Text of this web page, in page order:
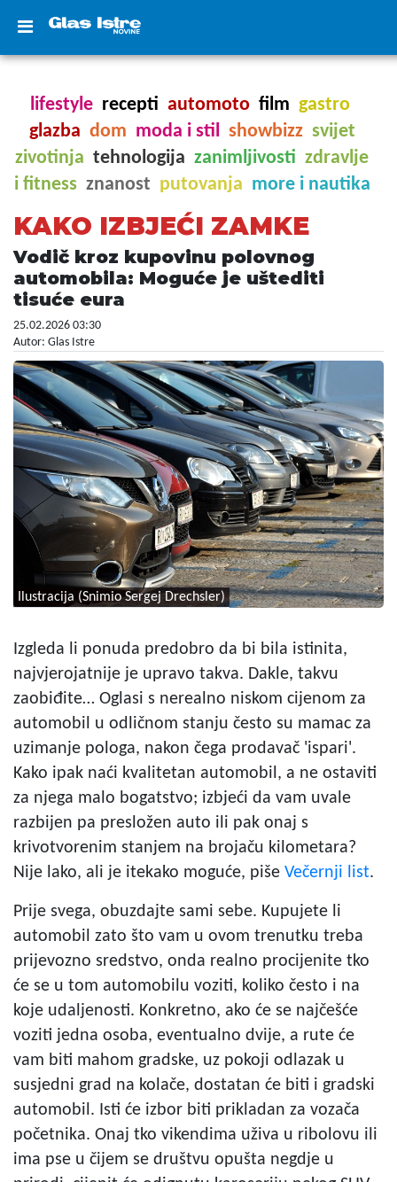
lifestyle recepti automoto film gastro
glazba dom moda i stil showbizz svijet
zivotinja tehnologija zanimljivosti zdravlje
i fitness znanost putovanja more i nautika
KAKO IZBJEĆI ZAMKE
Vodič kroz kupovinu polovnog
automobila: Moguće je uštediti
tisuće eura
25.02.2026 03:30
Autor: Glas Istre
Ilustracija (Snimio Sergej Drechsler)
Izgleda li ponuda predobro da bi bila istinita,
najvjerojatnije je upravo takva. Dakle, takvu
zaobiđite… Oglasi s nerealno niskom cijenom za
automobil u odličnom stanju često su mamac za
uzimanje pologa, nakon čega prodavač 'ispari'.
Kako ipak naći kvalitetan automobil, a ne ostaviti
za njega malo bogatstvo; izbjeći da vam uvale
razbijen pa presložen auto ili pak onaj s
krivotvorenim stanjem na brojaču kilometara?
Nije lako, ali je itekako moguće, piše Večernji list.
Prije svega, obuzdajte sami sebe. Kupujete li
automobil zato što vam u ovom trenutku treba
prijevozno sredstvo, onda realno procijenite tko
će se u tom automobilu voziti, koliko često i na
koje udaljenosti. Konkretno, ako će se najčešće
voziti jedna osoba, eventualno dvije, a rute će
vam biti mahom gradske, uz pokoji odlazak u
susjedni grad na kolače, dostatan će biti i gradski
automobil. Isti će izbor biti prikladan za vozača
početnika. Onaj tko vikendima uživa u ribolovu ili
ima pse u čijem se društvu opušta negdje u